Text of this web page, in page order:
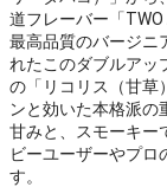
道フレーバー「TWO
最高品質のバージニ
れたこのダブルアッ
の「リコリス（甘草
ンと効いた本格派の
甘みと、スモーキー
ビーユーザーやプロ
す。